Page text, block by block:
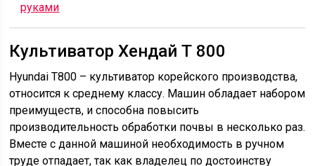
руками
Культиватор Хендай Т 800
Hyundai T800 – культиватор корейского производства,
относится к среднему классу. Машин обладает набором
преимуществ, и способна повысить
производительность обработки почвы в несколько раз.
Вместе с данной машиной необходимость в ручном
труде отпадает, так как владелец по достоинству